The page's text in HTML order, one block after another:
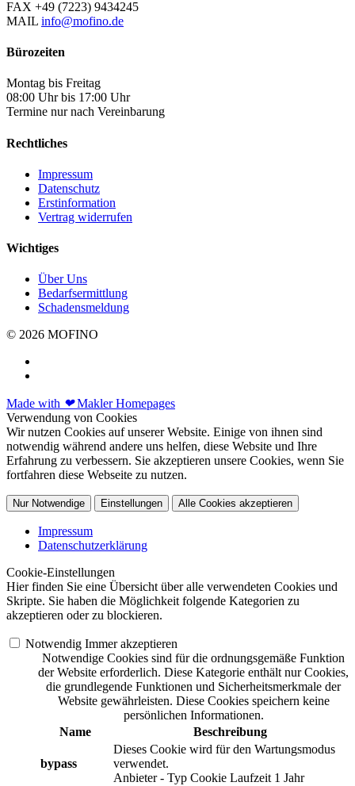
FAX +49 (7223) 9434245
MAIL info@mofino.de
Bürozeiten
Montag bis Freitag
08:00 Uhr bis 17:00 Uhr
Termine nur nach Vereinbarung
Rechtliches
Impressum
Datenschutz
Erstinformation
Vertrag widerrufen
Wichtiges
Über Uns
Bedarfsermittlung
Schadensmeldung
© 2026 MOFINO
Made with ❤Makler Homepages
Verwendung von Cookies
Wir nutzen Cookies auf unserer Website. Einige von ihnen sind
notwendig während andere uns helfen, diese Website und Ihre
Erfahrung zu verbessern. Sie akzeptieren unsere Cookies, wenn Sie
fortfahren diese Webseite zu nutzen.
Nur Notwendige Einstellungen Alle Cookies akzeptieren
Impressum
Datenschutzerklärung
Cookie-Einstellungen
Hier finden Sie eine Übersicht über alle verwendeten Cookies und
Skripte. Sie haben die Möglichkeit folgende Kategorien zu
akzeptieren oder zu blockieren.
Notwendig Immer akzeptieren
Notwendige Cookies sind für die ordnungsgemäße Funktion
der Website erforderlich. Diese Kategorie enthält nur Cookies,
die grundlegende Funktionen und Sicherheitsmerkmale der
Website gewährleisten. Diese Cookies speichern keine
persönlichen Informationen.
Name
Beschreibung
bypass
Dieses Cookie wird für den Wartungsmodus
verwendet.
Anbieter - Typ Cookie Laufzeit 1 Jahr